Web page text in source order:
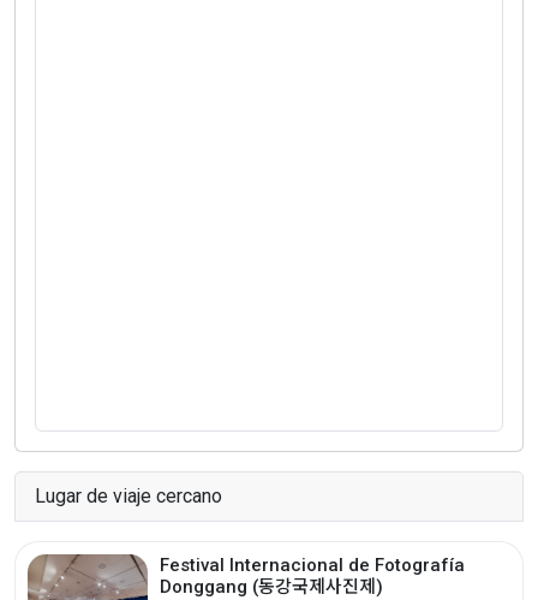
Lugar de viaje cercano
Festival Internacional de Fotografía
Donggang (동강국제사진제)